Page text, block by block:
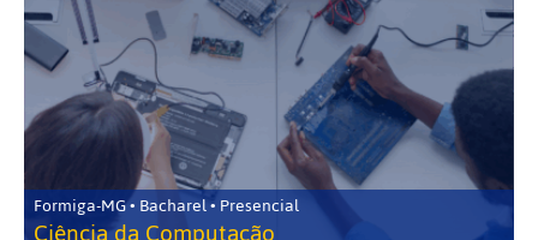
Formiga-MG • Bacharel • Presencial